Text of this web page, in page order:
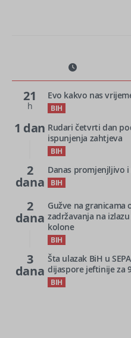
21
h
Evo kakvo nas
BIH
1 dan Rudari četvrti dan
ispunjenja zahtjeva
BIH
2
dana
Danas promjenjljivo
BIH
2
dana
Gužve na granicama
zadržavanja na
kolone
BIH
3
dana
Šta ulazak BiH u
dijaspore jeftinije za
BIH